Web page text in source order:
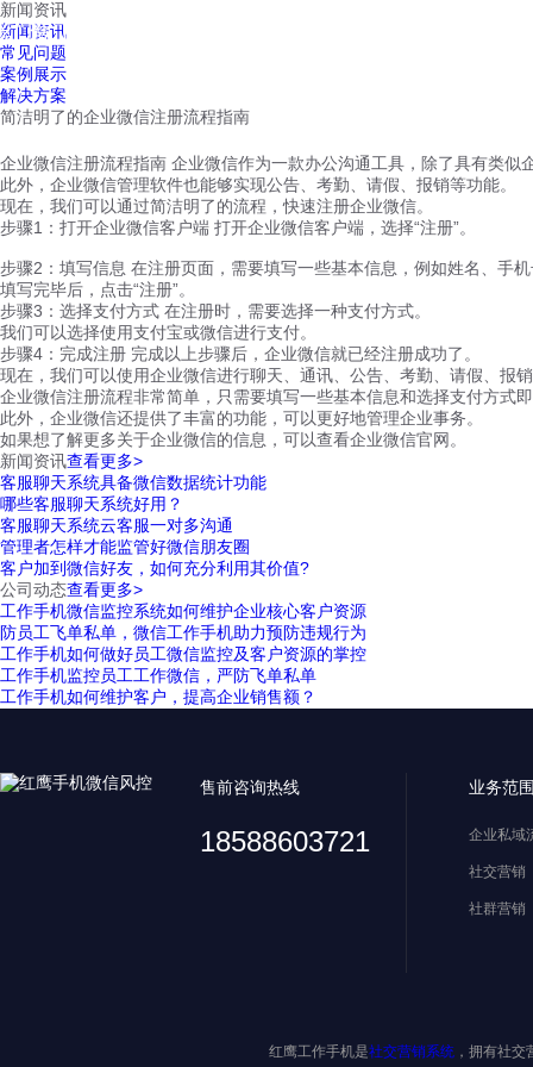
红鹰工作手机
新闻资讯
新闻资讯
常见问题
案例展示
解决方案
简洁明了的企业微信注册流程指南
企业微信注册流程指南 企业微信作为一款办公沟通工具，除了具有类
此外，企业微信管理软件也能够实现公告、考勤、请假、报销等功能。
现在，我们可以通过简洁明了的流程，快速注册企业微信。
步骤1：打开企业微信客户端 打开企业微信客户端，选择“注册”。
步骤2：填写信息 在注册页面，需要填写一些基本信息，例如姓名、手
填写完毕后，点击“注册”。
步骤3：选择支付方式 在注册时，需要选择一种支付方式。
我们可以选择使用支付宝或微信进行支付。
步骤4：完成注册 完成以上步骤后，企业微信就已经注册成功了。
现在，我们可以使用企业微信进行聊天、通讯、公告、考勤、请假、报
企业微信注册流程非常简单，只需要填写一些基本信息和选择支付方式
此外，企业微信还提供了丰富的功能，可以更好地管理企业事务。
如果想了解更多关于企业微信的信息，可以查看企业微信官网。
新闻资讯查看更多>
客服聊天系统具备微信数据统计功能
哪些客服聊天系统好用？
客服聊天系统云客服一对多沟通
管理者怎样才能监管好微信朋友圈
客户加到微信好友，如何充分利用其价值?
公司动态查看更多>
工作手机微信监控系统如何维护企业核心客户资源
防员工飞单私单，微信工作手机助力预防违规行为
工作手机如何做好员工微信监控及客户资源的掌控
工作手机监控员工工作微信，严防飞单私单
工作手机如何维护客户，提高企业销售额？
售前咨询热线
18588603721
业务范
企业私域
社交营销
社群营销
红鹰工作手机是社交营销系统 ，拥有社